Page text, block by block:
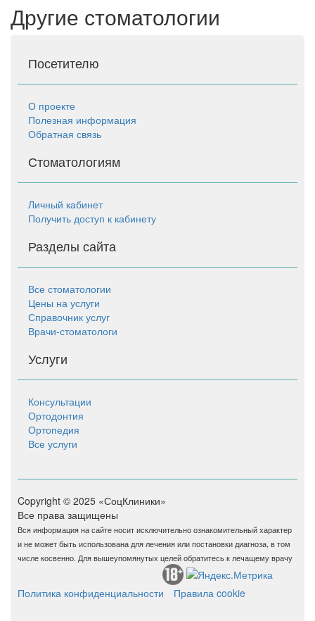
Другие стоматологии
Посетителю
О проекте
Полезная информация
Обратная связь
Стоматологиям
Личный кабинет
Получить доступ к кабинету
Разделы сайта
Все стоматологии
Цены на услуги
Справочник услуг
Врачи-стоматологи
Услуги
Консультации
Ортодонтия
Ортопедия
Все услуги
Copyright © 2025 «СоцКлиники»
Все права защищены
Вся информация на сайте носит исключительно ознакомительный характер
и не может быть использована для лечения или постановки диагноза, в том
числе косвенно. Для вышеупомянутых целей обратитесь к лечащему врачу
Политика конфиденциальности Правила cookie